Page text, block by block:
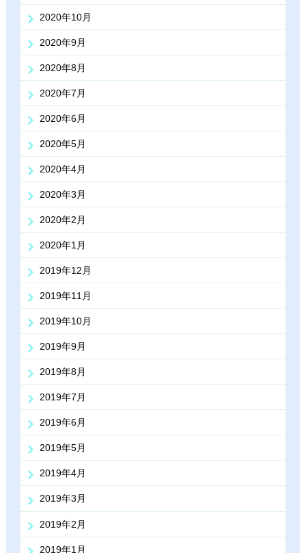
2020年10月
2020年9月
2020年8月
2020年7月
2020年6月
2020年5月
2020年4月
2020年3月
2020年2月
2020年1月
2019年12月
2019年11月
2019年10月
2019年9月
2019年8月
2019年7月
2019年6月
2019年5月
2019年4月
2019年3月
2019年2月
2019年1月